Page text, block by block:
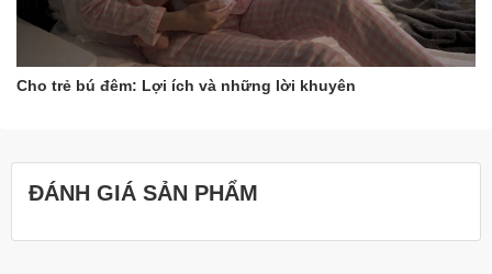
Cho trẻ bú đêm: Lợi ích và những lời khuyên
ĐÁNH GIÁ SẢN PHẨM